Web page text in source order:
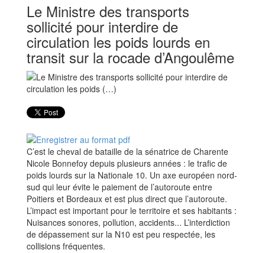
Le Ministre des transports
sollicité pour interdire de
circulation les poids lourds en
transit sur la rocade d’Angoulême
C’est le cheval de bataille de la sénatrice de Charente
Nicole Bonnefoy depuis plusieurs années : le trafic de
poids lourds sur la Nationale 10. Un axe européen nord-
sud qui leur évite le paiement de l’autoroute entre
Poitiers et Bordeaux et est plus direct que l’autoroute.
L’impact est important pour le territoire et ses habitants :
Nuisances sonores, pollution, accidents... L’interdiction
de dépassement sur la N10 est peu respectée, les
collisions fréquentes.